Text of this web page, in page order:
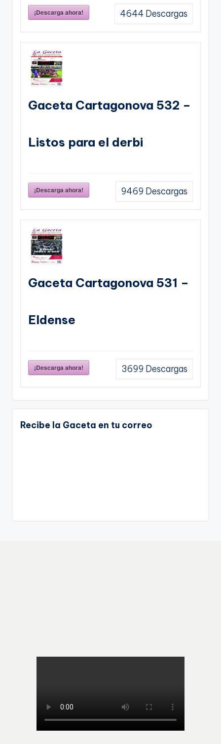
¡Descarga ahora! 4644 Descargas
Gaceta Cartagonova 532 –
Listos para el derbi
¡Descarga ahora! 9469 Descargas
Gaceta Cartagonova 531 –
Eldense
¡Descarga ahora! 3699 Descargas
Recibe la Gaceta en tu correo